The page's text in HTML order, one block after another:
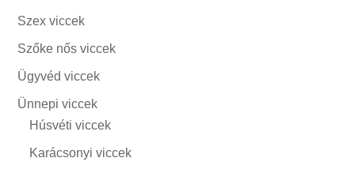
Szex viccek
Szőke nős viccek
Ügyvéd viccek
Ünnepi viccek
Húsvéti viccek
Karácsonyi viccek